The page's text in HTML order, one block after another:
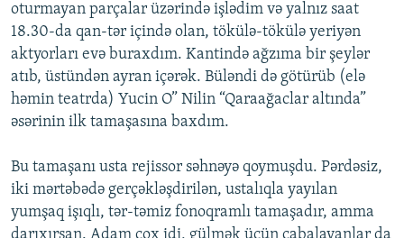
oturmayan parçalar üzərində işlədim və yalnız saat
18.30-da qan-tər içində olan, tökülə-tökülə yeriyən
aktyorları evə buraxdım. Kantində ağzıma bir şeylər
atıb, üstündən ayran içərək. Büləndi də götürüb (elə
həmin teatrda) Yucin O” Nilin “Qaraağaclar altında”
əsərinin ilk tamaşasına baxdım.
Bu tamaşanı usta rejissor səhnəyə qoymuşdu. Pərdəsiz,
iki mərtəbədə gerçəkləşdirilən, ustalıqla yayılan
yumşaq işıqlı, tər-təmiz fonoqramlı tamaşadır, amma